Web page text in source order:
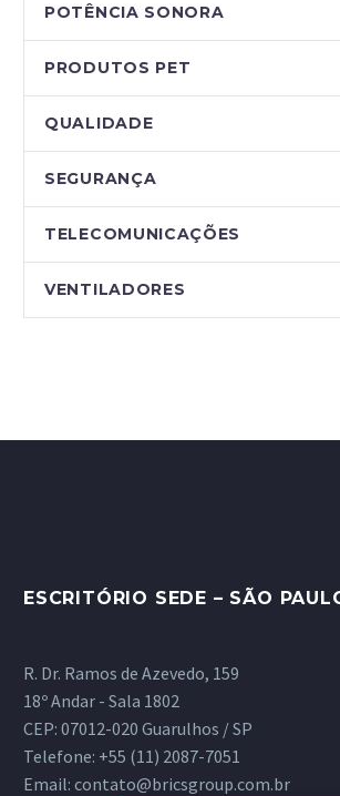
POTÊNCIA SONORA
PRODUTOS PET
QUALIDADE
SEGURANÇA
TELECOMUNICAÇÕES
VENTILADORES
ESCRITÓRIO SEDE – SÃO
R. Dr. Ramos de Azevedo, 159
18º Andar - Sala 1802
CEP: 07012-020 Guarulhos / SP
Telefone: +55 (11) 2087-7051
Email: contato@bricsgroup.com.br